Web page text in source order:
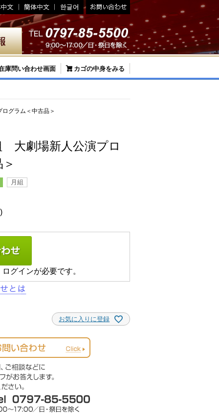
庫問い合わせ画面 カゴの中身をみる
グラム＜中古品＞
劇場新人公演プロ
月組
グインが必要です。
お気に入りに登録